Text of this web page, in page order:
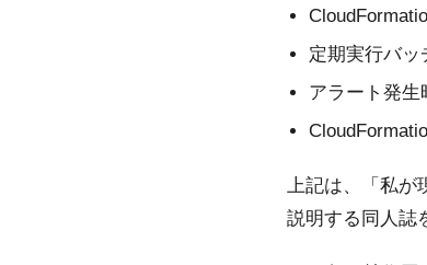
定期実行バッ
アラート発生
上記は、「私が
説明する同人誌